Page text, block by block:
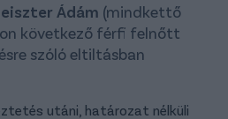
Ádám (mindkettő
következő férfi felnőtt
szóló eltiltásban
utáni, határozat nélküli